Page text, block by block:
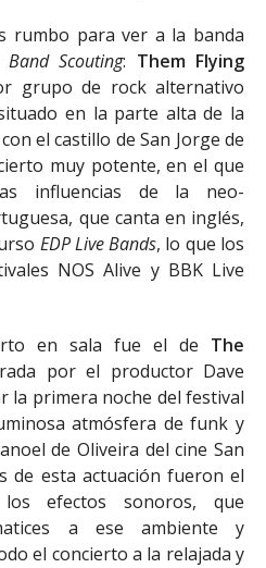
rumbo para ver a la banda
Band Scouting: Them Flying
grupo de rock alternativo
en la parte alta de la
el castillo de San Jorge de
muy potente, en el que
influencias de la neo-
que canta en inglés,
EDP Live Bands, lo que los
NOS Alive y BBK Live
en sala fue el de The
por el productor Dave
la primera noche del festival
atmósfera de funk y
de Oliveira del cine San
de esta actuación fueron el
efectos sonoros, que
a ese ambiente y
el concierto a la relajada y